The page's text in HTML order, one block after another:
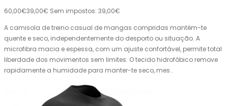
60,00€39,00€ Sem impostos: 39,00€
A camisola de treino casual de mangas compridas mantém-te
quente e seco, independentemente do desporto ou situação. A
microfibra macia e espessa, com um ajuste confortável, permite total
liberdade dos movimentos sem limites. O tecido hidrofóbico remove
rapidamente a humidade para manter-te seco, mes..